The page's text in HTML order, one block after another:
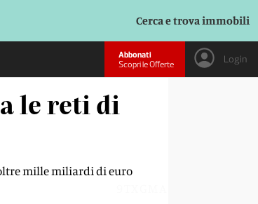
Cerca e trova immobili
Abbonati
Scopri le Offerte
Login
le reti di
mille miliardi di euro